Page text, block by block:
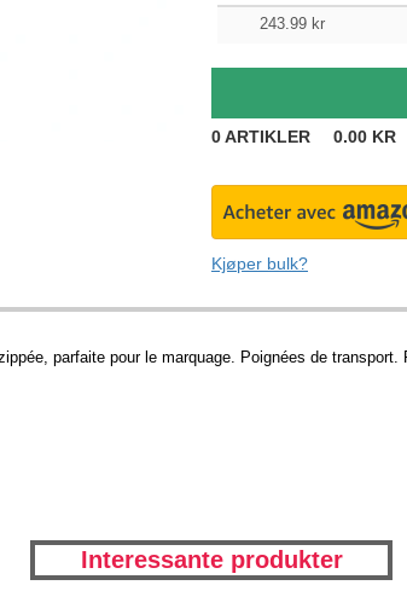
243.99 kr
0ARTIKLER 0.00 KR
Kjøper bulk?
parfaite pour le marquage. Poignées de
Interessante produkter